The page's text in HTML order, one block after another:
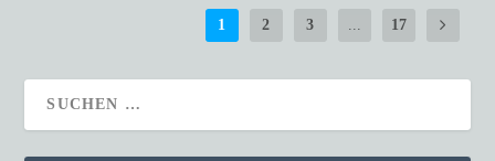
1 2 3 17